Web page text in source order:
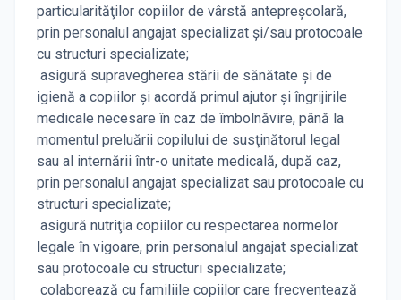
particularităţilor copiilor de vârstă antepreşcolară,
prin personalul angajat specializat şi/sau protocoale
cu structuri specializate;
asigură supravegherea stării de sănătate şi de
igienă a copiilor şi acordă primul ajutor şi îngrijirile
medicale necesare în caz de îmbolnăvire, până la
momentul preluării copilului de susţinătorul legal
sau al internării într-o unitate medicală, după caz,
prin personalul angajat specializat sau protocoale cu
structuri specializate;
asigură nutriţia copiilor cu respectarea normelor
legale în vigoare, prin personalul angajat specializat
sau protocoale cu structuri specializate;
colaborează cu familiile copiilor care frecventează